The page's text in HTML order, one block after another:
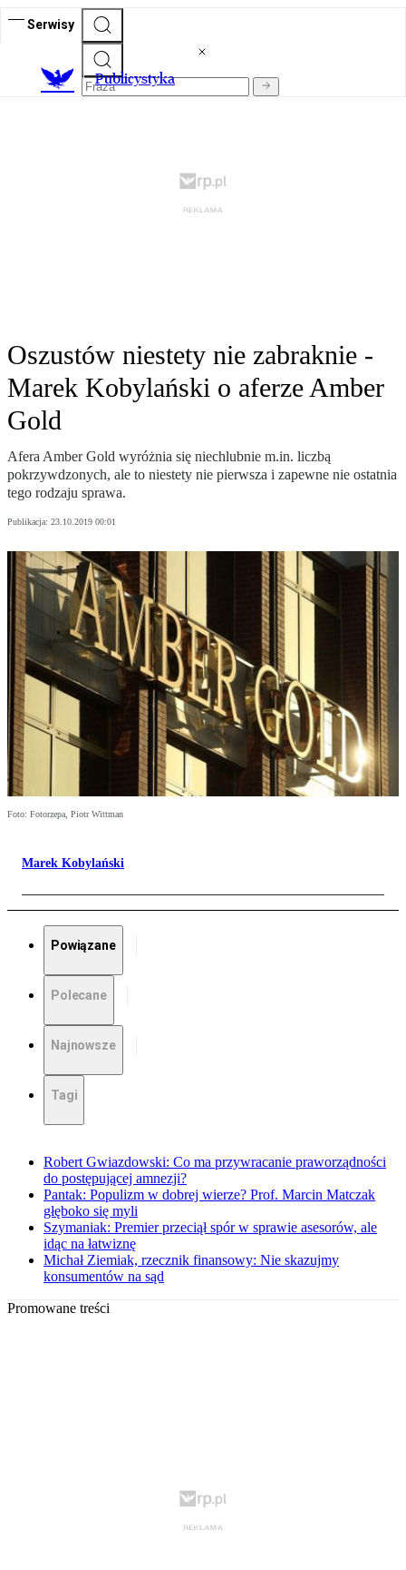
Serwisy
Publicystyka
Oszustów niestety nie zabraknie -
Marek Kobylański o aferze Amber
Gold
Afera Amber Gold wyróżnia się niechlubnie m.in. liczbą
pokrzywdzonych, ale to niestety nie pierwsza i zapewne nie ostatnia
tego rodzaju sprawa.
Publikacja: 23.10.2019 00:01
Foto: Fotorzepa, Piotr Wittman
Marek Kobylański
Powiązane
Polecane
Najnowsze
Tagi
Robert Gwiazdowski: Co ma przywracanie praworządności
do postępującej amnezji?
Pantak: Populizm w dobrej wierze? Prof. Marcin Matczak
głęboko się myli
Szymaniak: Premier przeciął spór w sprawie asesorów, ale
idąc na łatwiznę
Michał Ziemiak, rzecznik finansowy: Nie skazujmy
konsumentów na sąd
Promowane treści